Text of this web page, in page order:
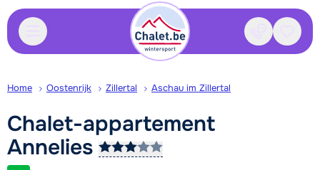
Contact
Home Oostenrijk Zillertal Aschau im Zillertal
Chalet-appartement
Annelies